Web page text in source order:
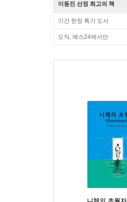
이동진 선정 최고의 책
기간 한정 특가 도서
오직, 예스24에서만